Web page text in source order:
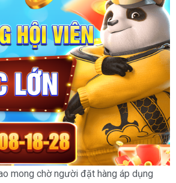
mong chờ người đặt hàng áp dụng